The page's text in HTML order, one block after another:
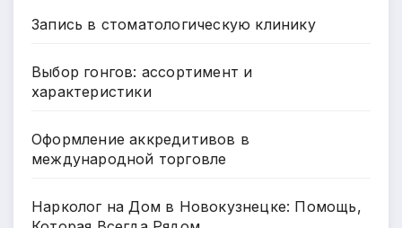
Запись в стоматологическую клинику
Выбор гонгов: ассортимент и
характеристики
Оформление аккредитивов в
международной торговле
Нарколог на Дом в Новокузнецке: Помощь,